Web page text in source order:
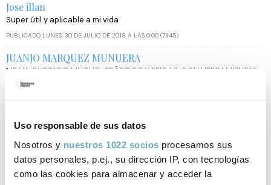
Uso responsable de sus datos
Nosotros y nuestros 1022 socios procesamos sus
datos personales, p.ej., su dirección IP, con tecnologías
como las cookies para almacenar y acceder la
Jose illan
Super útil y aplicable a mi vida
PUBLICADO LUNES, 30 DE JULIO DE 2018 A LAS 0:00 (7345)
JUANJO MARQUEZ MUNUERA
ME HA GUSTADO MUCHO. PRÁCTICO Y EFICAZ, CON HERRAMIENTAS
QUE TE LLEVAN A LA ACCIÓN. MUY RECOMENDABLE Y SENCILLO DE
LEER.
Espectacular
PUBLICADO VIERNES, 22 DE JUNIO DE 2018 A LAS 0:00 (7203)